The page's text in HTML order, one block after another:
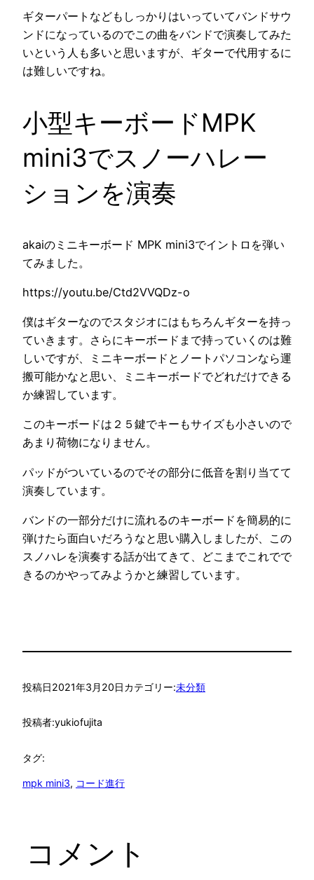
ギターパートなどもしっかりはいっていてバンドサウ
ンドになっているのでこの曲をバンドで演奏してみた
いという人も多いと思いますが、ギターで代用するに
は難しいですね。
小型キーボードMPK
mini3でスノーハレー
ションを演奏
akaiのミニキーボード MPK mini3でイントロを弾い
てみました。
https://youtu.be/Ctd2VVQDz-o
僕はギターなのでスタジオにはもちろんギターを持っ
ていきます。さらにキーボードまで持っていくのは難
しいですが、ミニキーボードとノートパソコンなら運
搬可能かなと思い、ミニキーボードでどれだけできる
か練習しています。
このキーボードは２５鍵でキーもサイズも小さいので
あまり荷物になりません。
パッドがついているのでその部分に低音を割り当てて
演奏しています。
バンドの一部分だけに流れるのキーボードを簡易的に
弾けたら面白いだろうなと思い購入しましたが、この
スノハレを演奏する話が出てきて、どこまでこれでで
きるのかやってみようかと練習しています。
投稿日2021年3月20日カテゴリー:未分類
投稿者:yukiofujita
タグ:
mpk mini3, コード進行
コメント